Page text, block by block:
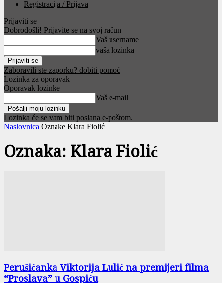
Registracija / Prijava
Prijaviti se
Dobrodošli! Prijavite se na svoj račun
Vaš username
vaša lozinka
Zaboravili ste zaporku? dobiti pomoć
Lozinka za oporavak
Oporavak lozinke
Vaš e-mail
Lozinka će se vam biti poslana e-poštom.
Naslovnica Oznake Klara Fiolić
Oznaka: Klara Fiolić
Perušićanka Viktorija Lulić na premijeri filma
“Proslava” u Gospiću